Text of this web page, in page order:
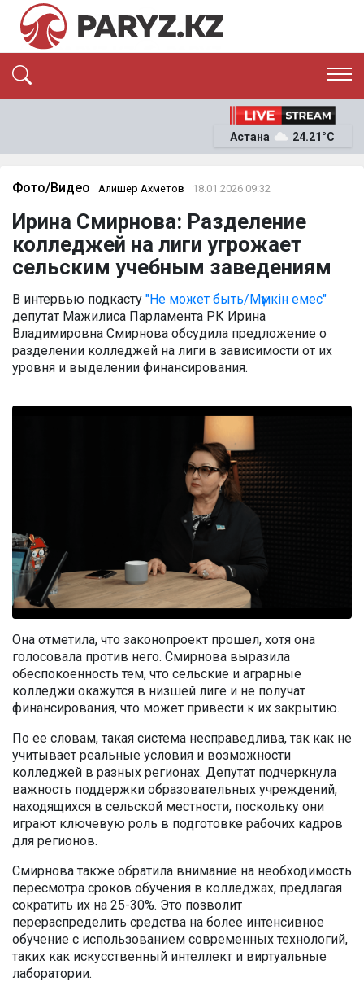
ЭКОНОМИКА
ОҚИҒА
News
Астана 24.21°C
Фото/Видео Алишер Ахметов 18.01.2026 09:32
Ирина Смирнова: Разделение
колледжей на лиги угрожает
сельским учебным заведениям
В интервью подкасту "Не может быть/Мүмкін емес"
депутат Мажилиса Парламента РК Ирина
Владимировна Смирнова обсудила предложение о
разделении колледжей на лиги в зависимости от их
уровня и выделении финансирования.
Она отметила, что законопроект прошел, хотя она
голосовала против него. Смирнова выразила
обеспокоенность тем, что сельские и аграрные
колледжи окажутся в низшей лиге и не получат
финансирования, что может привести к их закрытию.
По ее словам, такая система несправедлива, так как не
учитывает реальные условия и возможности
колледжей в разных регионах. Депутат подчеркнула
важность поддержки образовательных учреждений,
находящихся в сельской местности, поскольку они
играют ключевую роль в подготовке рабочих кадров
для регионов.
Смирнова также обратила внимание на необходимость
пересмотра сроков обучения в колледжах, предлагая
сократить их на 25-30%. Это позволит
перераспределить средства на более интенсивное
обучение с использованием современных технологий,
таких как искусственный интеллект и виртуальные
лаборатории.